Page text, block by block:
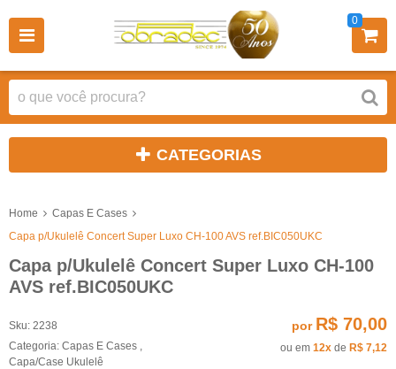
0
CATEGORIAS
Home
Capas E Cases
Capa p/Ukulelê Concert Super Luxo CH-100 AVS ref.BIC050UKC
Capa p/Ukulelê Concert Super Luxo CH-100
AVS ref.BIC050UKC
Sku: 2238
Categoria: Capas E Cases
Capa/Case Ukulelê
por R$ 70,00
ou em 12x de R$ 7,12